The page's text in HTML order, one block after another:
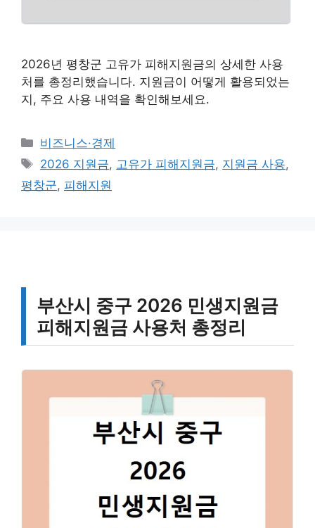
2026년 평창군 고유가 피해지원금의 상세한 사용
처를 총정리했습니다. 지원금이 어떻게 활용되었는
지, 주요 사용 내역을 확인해보세요.
카
테
리
비즈니스·경제
태
그
2026 지원금, 고유가 피해지원금, 지원금 사용,
평창군, 피해지원
부산시 중구 2026 민생지원금
피해지원금 사용처 총정리